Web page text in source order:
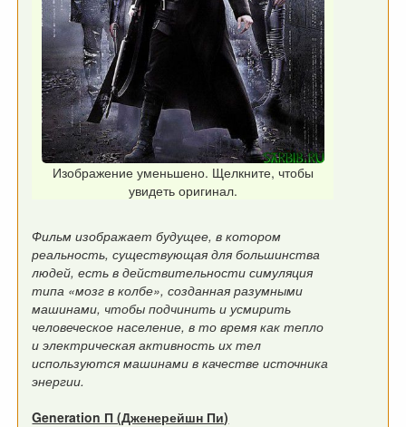
Изображение уменьшено. Щелкните, чтобы
увидеть оригинал.
Фильм изображает будущее, в котором
реальность, существующая для большинства
людей, есть в действительности симуляция
типа «мозг в колбе», созданная разумными
машинами, чтобы подчинить и усмирить
человеческое население, в то время как тепло
и электрическая активность их тел
используются машинами в качестве источника
энергии.
Generation П (Дженерейшн Пи)